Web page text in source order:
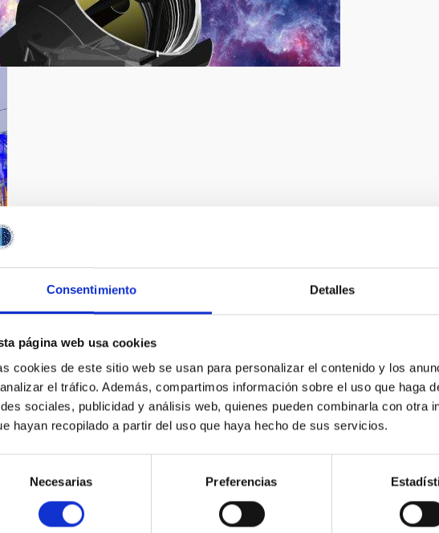
Consentimiento Detalles
página web usa cookies
cookies de este sitio web se usan para personalizar el contenido y los
el tráfico. Además, compartimos información sobre el uso que haga
sociales, publicidad y análisis web, quienes pueden combinarla con otra
hayan recopilado a partir del uso que haya hecho de sus servicios.
Necesarias Preferencias